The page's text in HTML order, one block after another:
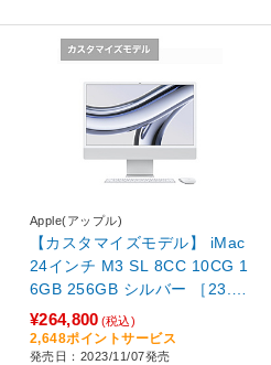
Apple(アップル)
【カスタマイズモデル】 iMac
24インチ M3 SL 8CC 10CG 1
6GB 256GB シルバー ［23.5
型 /Apple M3 /メモリ：16GB
/SSD：256GB /2023年11月モ
デル］
¥264,800 (税込)
2,648ポイントサービス
発売日：2023/11/07発売